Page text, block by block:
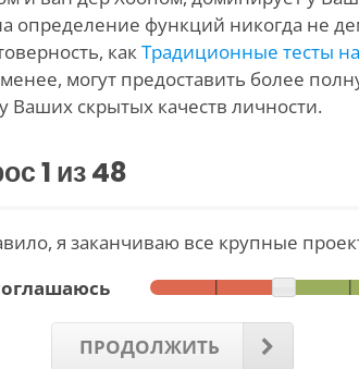
определение функций никогда не
какТрадиционные тесты
могут предоставить более
Ваших скрытых качеств личности.
1 из 48
я заканчиваю все крупные
ПРОДОЛЖИТЬ